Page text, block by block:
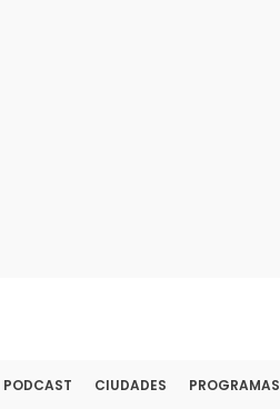
PODCAST CIUDADES PROGRAMAS